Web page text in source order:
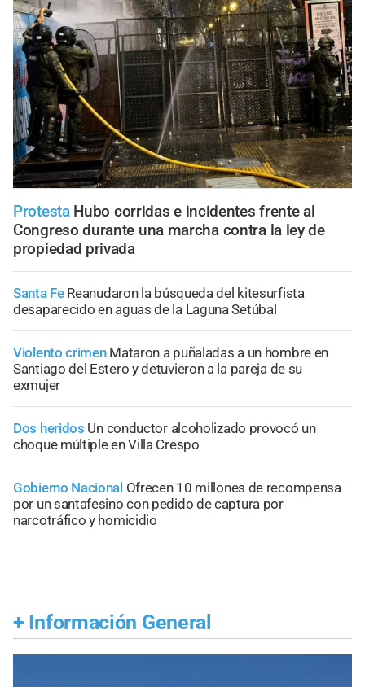
Protesta Hubo corridas e incidentes frente al
Congreso durante una marcha contra la ley de
propiedad privada
Santa Fe Reanudaron la búsqueda del kitesurfista
desaparecido en aguas de la Laguna Setúbal
Violento crimen Mataron a puñaladas a un hombre en
Santiago del Estero y detuvieron a la pareja de su
exmujer
Dos heridos Un conductor alcoholizado provocó un
choque múltiple en Villa Crespo
Gobierno Nacional Ofrecen 10 millones de recompensa
por un santafesino con pedido de captura por
narcotráfico y homicidio
+ Información General